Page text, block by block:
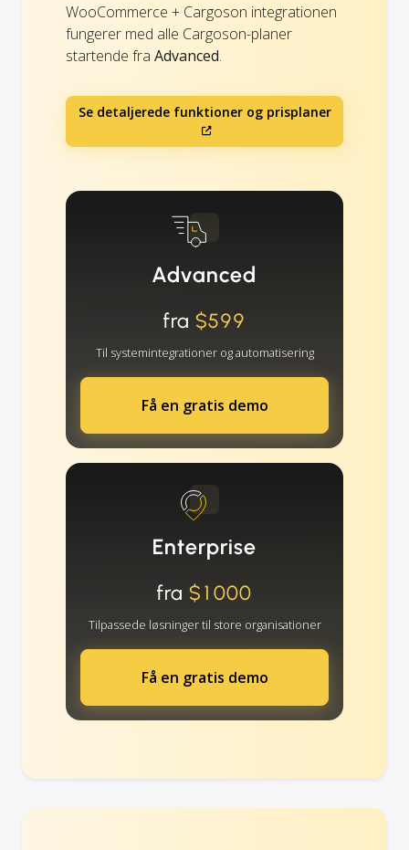
WooCommerce + Cargoson integrationen
fungerer med alle Cargoson-planer
startende fra Advanced.
Se detaljerede funktioner og prisplaner
Advanced
fra $599
Til systemintegrationer og automatisering
Få en gratis demo
Enterprise
fra $1000
Tilpassede løsninger til store organisationer
Få en gratis demo